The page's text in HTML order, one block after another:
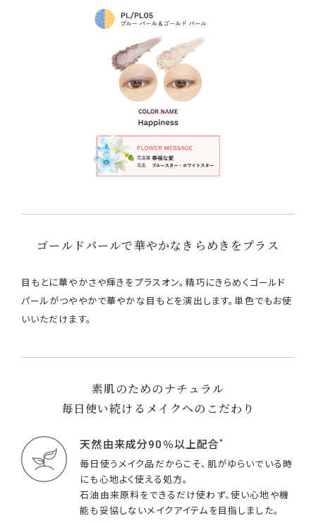
ゴールドパールで華やかなきらめきをプラス
目もとに華やかさや輝きをプラスオン。精巧にきらめくゴールド
パールがつややかで華やかな目もとを演出します。単色でもお使
いいただけます。
素肌のためのナチュラル
毎日使い続けるメイクへのこだわり
天然由来成分90％以上配合*
毎日使うメイク品だからこそ、肌がゆらいでいる時
にも心地よく使える処方。
石油由来原料をできるだけ使わず、使い心地や機
能も妥協しないメイクアイテムを目指しました。